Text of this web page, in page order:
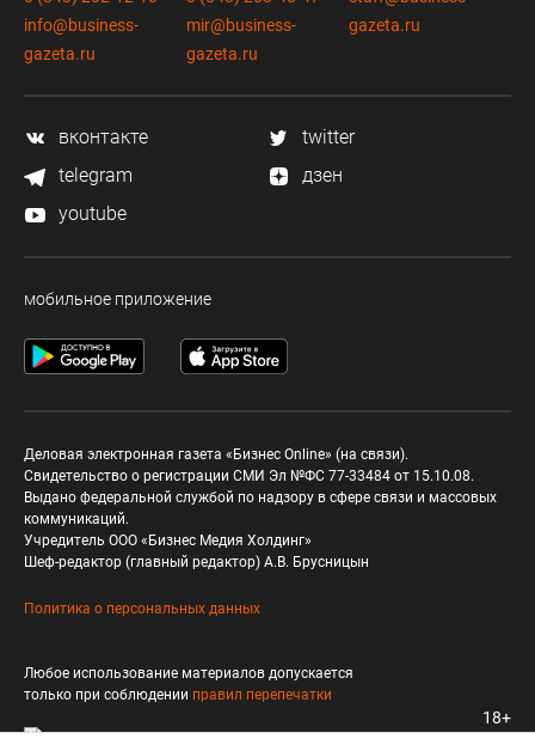
info@business-
gazeta.ru
mir@business-
gazeta.ru
gazeta.ru
вконтакте
twitter
telegram
дзен
youtube
мобильное приложение
Деловая электронная газета «Бизнес Online» (на связи).
Свидетельство о регистрации СМИ Эл №ФС 77-33484 от 15.10.08.
Выдано федеральной службой по надзору в сфере связи и массовых
коммуникаций.
Учредитель ООО «Бизнес Медия Холдинг»
Шеф-редактор (главный редактор) А.В. Брусницын
Политика о персональных данных
Любое использование материалов допускается
только при соблюдении правил перепечатки
18+